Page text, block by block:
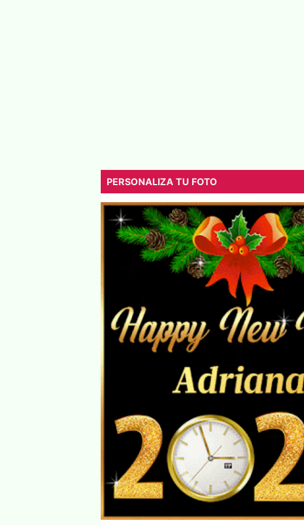
PERSONALIZA TU FOTO